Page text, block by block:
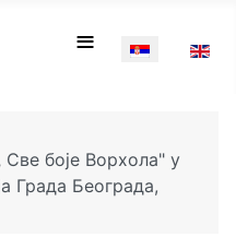
≡
Све боје Ворхола" у
Града Београда,